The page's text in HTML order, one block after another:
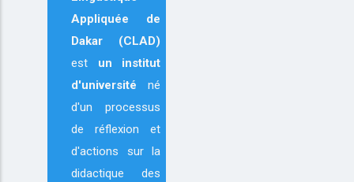
Appliquée de
Dakar (CLAD)
est un institut
d'université né
d'un processus
de réflexion et
d'actions sur la
didactique des